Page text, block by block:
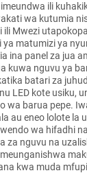
ili
wa kutumia
ili Mwezi
ya matumizi ya
ina panel za jua
kuwa nguvu ya
batari za
LED kote usiku,
wa barua pepe.
au eneo lolote la
wa hifadhi
za nguvu na
kwa muda